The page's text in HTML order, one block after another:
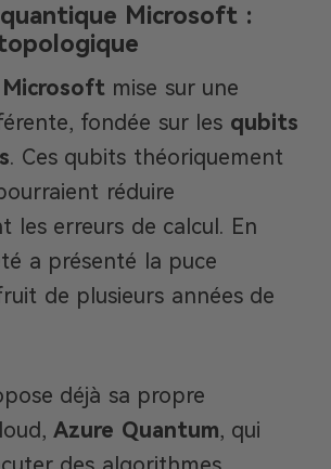
Microsoft :
Microsoftmise sur une
fondée sur les qubits
. Ces qubits théoriquement
réduire
les erreurs de calcul. En
a présenté la puce
de plusieurs années de
déjà sa propre
Azure Quantum, qui